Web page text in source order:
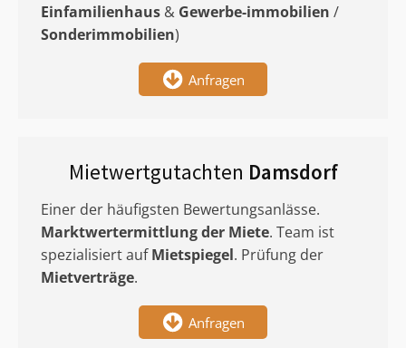
Einfamilienhaus & Gewerbe-immobilien /
Sonderimmobilien)
Anfragen
Mietwertgutachten Damsdorf
Einer der häufigsten Bewertungsanlässe.
Marktwertermittlungder Miete. Team ist
spezialisiert aufMietspiegel. Prüfung der
Mietverträge.
Anfragen